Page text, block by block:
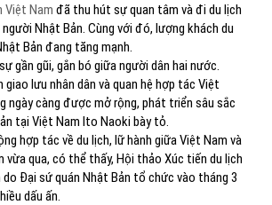
Việt Nam đã thu hút sự quan tâm và đi du lịch
Nhật Bản. Cùng với đó, lượng khách du
Bản đang tăng mạnh.
gần gũi, gắn bó giữa người dân hai nước.
giao lưu nhân dân và quan hệ hợp tác Việt
ngày càng được mở rộng, phát triển sâu sắc
tại Việt Nam Ito Naoki bày tỏ.
hợp tác về du lịch, lữ hành giữa Việt Nam và
vừa qua, có thể thấy, Hội thảo Xúc tiến du lịch
Đại sứ quán Nhật Bản tổ chức vào tháng 3
dấu ấn.